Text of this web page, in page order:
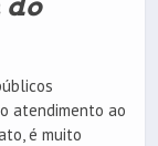
atendimento ao
é muito